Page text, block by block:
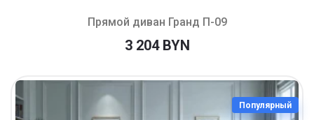
Прямой диван Гранд П-09
3 204 BYN
Популярный